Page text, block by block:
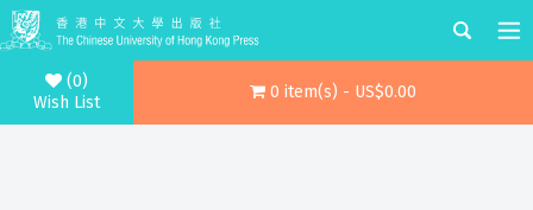
(0)
Wish List
0 item(s) - US$0.00